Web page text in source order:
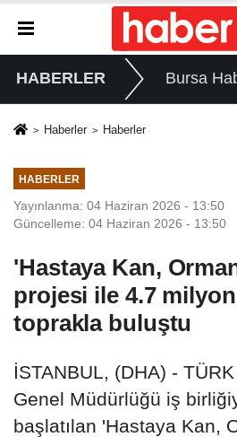
HABERLER Bursa
Haberler Haberler
HABERLER
Yayınlanma: 04 Haziran 2026 - 13:50
Güncelleme: 04 Haziran 2026 - 13:50
'Hastaya Kan,
projesi ile 4.7
toprakla buluştu
İSTANBUL, (DHA) -
Genel Müdürlüğü iş
başlatılan 'Hastaya Kan,